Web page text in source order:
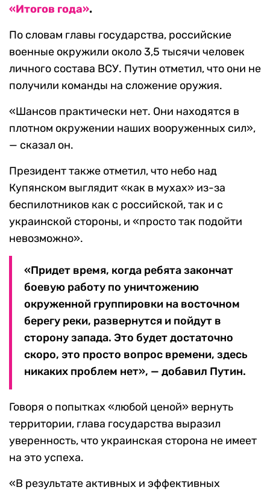
«Итогов года».
По словам главы государства, российские
военные окружили около 3,5 тысячи человек
личного состава ВСУ. Путин отметил, что они не
получили команды на сложение оружия.
«Шансов практически нет. Они находятся в
плотном окружении наших вооруженных сил»,
— сказал он.
Президент также отметил, что небо над
Купянском выглядит «как в мухах» из-за
беспилотников как с российской, так и с
украинской стороны, и «просто так подойти
невозможно».
«Придет время, когда ребята закончат
боевую работу по уничтожению
окруженной группировки на восточном
берегу реки, развернутся и пойдут в
сторону запада. Это будет достаточно
скоро, это просто вопрос времени, здесь
никаких проблем нет», — добавил Путин.
Говоря о попытках «любой ценой» вернуть
территории, глава государства выразил
уверенность, что украинская сторона не имеет
на это успеха.
«В результате активных и эффективных